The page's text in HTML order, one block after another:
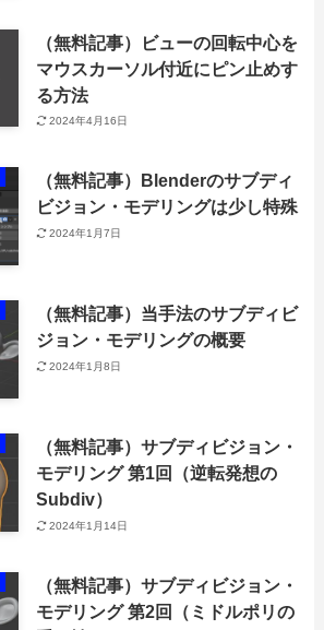
（無料記事）ビューの回転中心を
マウスカーソル付近にピン止めす
る方法
2024年4月16日
（無料記事）Blenderのサブディ
ビジョン・モデリングは少し特殊
2024年1月7日
（無料記事）当手法のサブディビ
ジョン・モデリングの概要
2024年1月8日
（無料記事）サブディビジョン・
モデリング 第1回（逆転発想の
Subdiv）
2024年1月14日
（無料記事）サブディビジョン・
モデリング 第2回（ミドルポリの